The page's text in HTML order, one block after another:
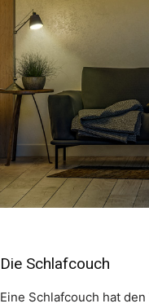
Die Schlafcouch
Eine Schlafcouch hat